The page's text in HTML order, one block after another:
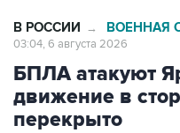
В РОССИИ → ВОЕННАЯ
03:04, 6 августа 2026
БПЛА атакуют
движение в
перекрыто